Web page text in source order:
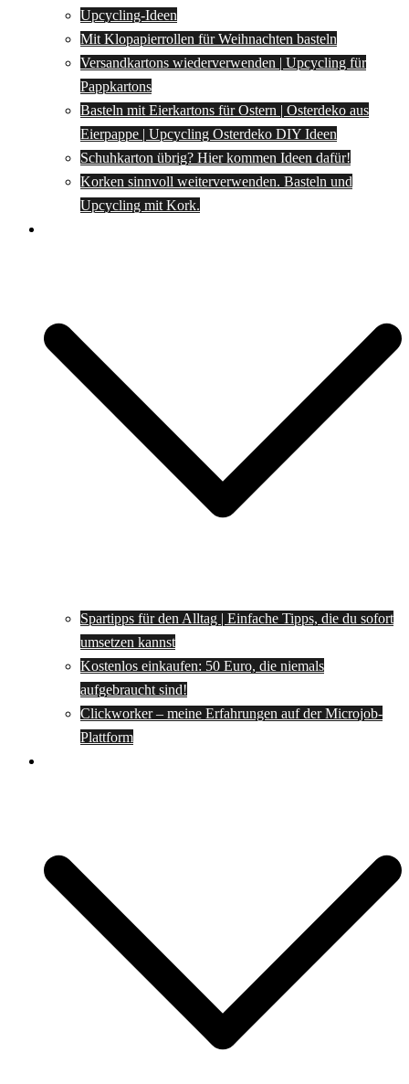
Upcycling-Ideen
Mit Klopapierrollen für Weihnachten basteln
Versandkartons wiederverwenden | Upcycling für
Pappkartons
Basteln mit Eierkartons für Ostern | Osterdeko aus
Eierpappe | Upcycling Osterdeko DIY Ideen
Schuhkarton übrig? Hier kommen Ideen dafür!
Korken sinnvoll weiterverwenden. Basteln und
Upcycling mit Kork.
Spartipps für den Alltag | Einfache Tipps, die du sofort
umsetzen kannst
Kostenlos einkaufen: 50 Euro, die niemals
aufgebraucht sind!
Clickworker – meine Erfahrungen auf der Microjob-
Plattform